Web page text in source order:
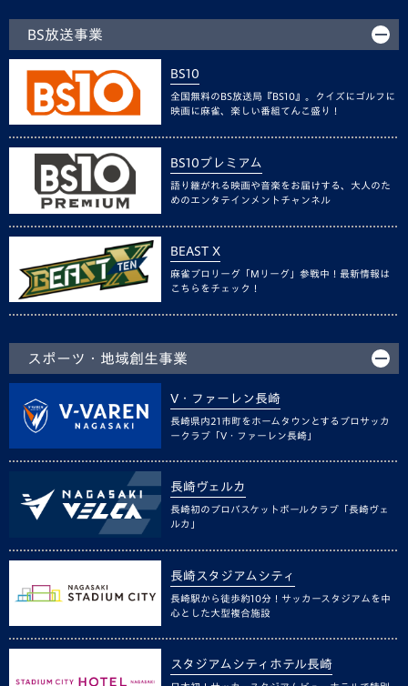
BS放送事業
BS10
全国無料のBS放送局『BS10』。クイズにゴルフに
映画に麻雀、楽しい番組てんこ盛り！
BS10プレミアム
語り継がれる映画や音楽をお届けする、大人のた
めのエンタテインメントチャンネル
BEAST X
麻雀プロリーグ「Mリーグ」参戦中！最新情報は
こちらをチェック！
スポーツ・地域創生事業
V・ファーレン長崎
長崎県内21市町をホームタウンとするプロサッカ
ークラブ「V・ファーレン長崎」
長崎ヴェルカ
長崎初のプロバスケットボールクラブ「長崎ヴェ
ルカ」
長崎スタジアムシティ
長崎駅から徒歩約10分！サッカースタジアムを中
心とした大型複合施設
スタジアムシティホテル長崎